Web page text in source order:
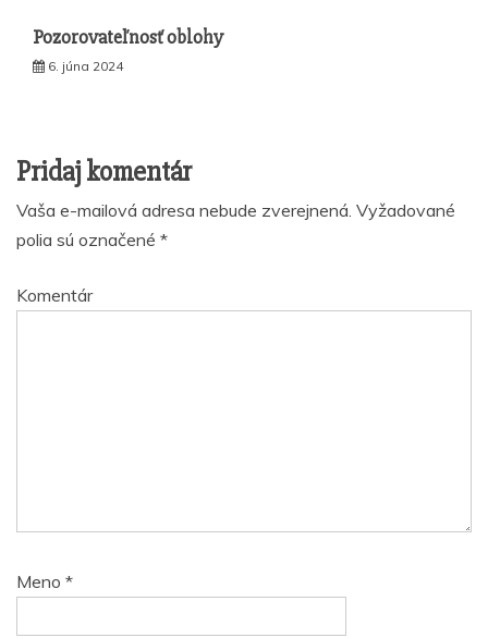
Pozorovateľnosť oblohy
6. júna 2024
Pridaj komentár
Vaša e-mailová adresa nebude zverejnená. Vyžadované
polia sú označené *
Komentár
Meno *